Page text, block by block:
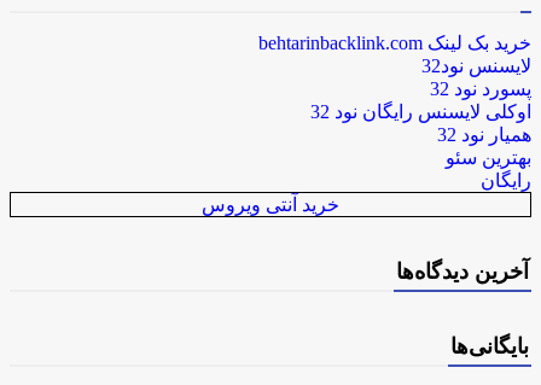
خرید بک لینک behtarinbacklink.com
لایسنس نود32
پسورد نود 32
اوکلی لایسنس رایگان نود 32
همیار نود 32
بهترین سئو
رایگان
خرید آنتی ویروس
آخرین دیدگاه‌ها
بایگانی‌ها